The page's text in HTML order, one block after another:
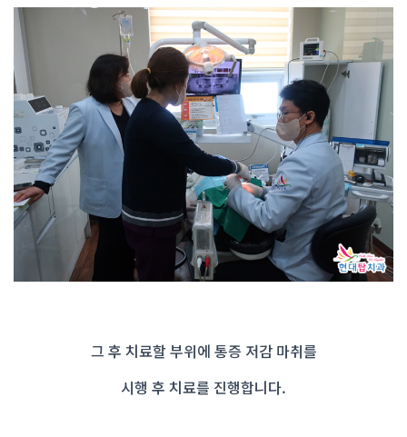
그 후 치료할 부위에 통증 저감 마취를
시행 후 치료를 진행합니다.